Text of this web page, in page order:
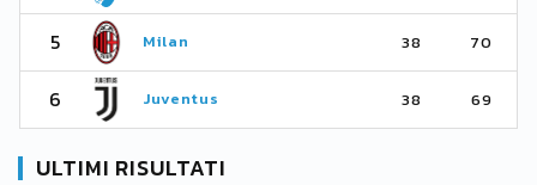
5 Milan 38 70
6 Juventus 38 69
ULTIMI RISULTATI